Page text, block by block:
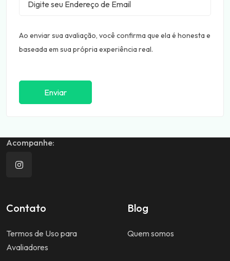
Ao enviar sua avaliação, você confirma que ela é honesta e
baseada em sua própria experiência real.
Enviar
Acompanhe:
Contato
Termos de Uso para
Avaliadores
Blog
Quem somos